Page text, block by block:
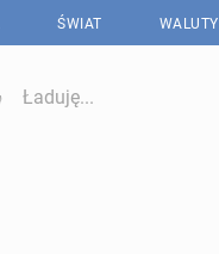
ŚWIAT WALUTY
Ładuję...